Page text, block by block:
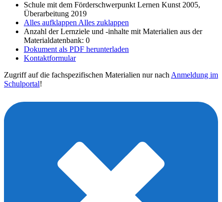
Schule mit dem Förderschwerpunkt Lernen Kunst 2005,
Überarbeitung 2019
Alles aufklappen Alles zuklappen
Anzahl der Lernziele und -inhalte mit Materialien aus der
Materialdatenbank: 0
Dokument als PDF herunterladen
Kontaktformular
Zugriff auf die fachspezifischen Materialien nur nach Anmeldung im
Schulportal!